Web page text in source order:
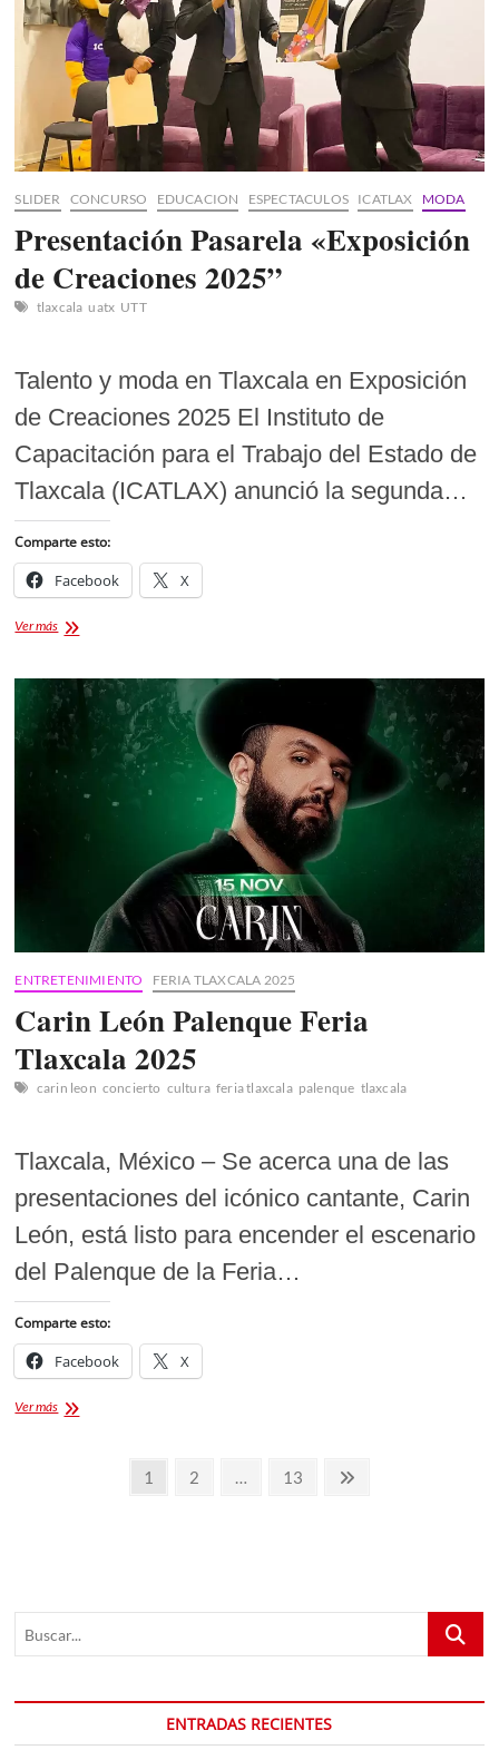
SLIDER CONCURSO EDUCACION ESPECTACULOS ICATLAX MODA
Presentación Pasarela «Exposición
de Creaciones 2025”
tlaxcala uatx UTT
Talento y moda en Tlaxcala en Exposición
de Creaciones 2025 El Instituto de
Capacitación para el Trabajo del Estado de
Tlaxcala (ICATLAX) anunció la segunda…
Comparte esto:
Facebook X
Ver másPresentación
de
Creaciones
ENTRETENIMIENTO FERIA TLAXCALA 2025
Carin León Palenque Feria
Tlaxcala 2025
carin leon concierto cultura feria tlaxcala palenque tlaxcala
Tlaxcala, México – Se acerca una de las
presentaciones del icónico cantante, Carin
León, está listo para encender el escenario
del Palenque de la Feria…
Comparte esto:
Facebook X
Ver másCarin
PaginaciónPágina
1 Página
2 … Página
13
Página
Buscar...
ENTRADAS RECIENTES